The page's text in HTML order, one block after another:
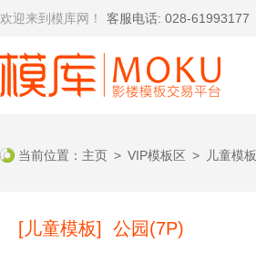
欢迎来到模库网！ 客服电话: 028-61993177
当前位置： 主页 > VIP模板区 > 儿童模板
[儿童模板] 公园(7P)